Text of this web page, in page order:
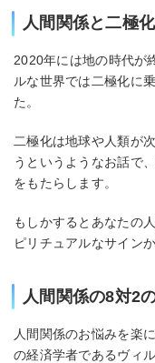
人間関係と二極化
2020年には地の時代が
ルな世界では二極化に
た。
二極化は地球や人類が
うというようなお話で
をもたらします。
もしかするとあなたの
ピリチュアルなサイン
人間関係の8対2
人間関係のお悩みを楽
の経済学者であるヴィ